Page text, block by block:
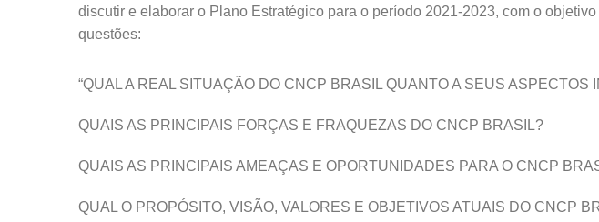
discutir e elaborar o Plano Estratégico para o período 2021-2023, com o
questões:
“QUAL A REAL SITUAÇÃO DO CNCP BRASIL QUANTO A SEUS ASPECTOS
QUAIS AS PRINCIPAIS FORÇAS E FRAQUEZAS DO CNCP BRASIL?
QUAIS AS PRINCIPAIS AMEAÇAS E OPORTUNIDADES PARA O CNCP
QUAL O PROPÓSITO, VISÃO, VALORES E OBJETIVOS ATUAIS DO CNCP